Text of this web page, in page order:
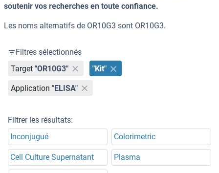
soutenir vos recherches en toute confiance.
Les noms alternatifs de OR10G3 sont OR10G3.
Filtres sélectionnés
Target "OR10G3" "Kit"
Application "ELISA"
Filtrer les résultats:
Inconjugué
Colorimetric
Cell Culture Supernatant Plasma